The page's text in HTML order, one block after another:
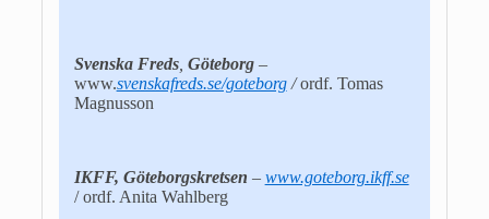
Svenska Freds, Göteborg–
www.svenskafreds.se/goteborg/ordf. Tomas
Magnusson
IKFF, Göteborgskretsen – www.goteborg.ikff.se
/ ordf. Anita Wahlberg